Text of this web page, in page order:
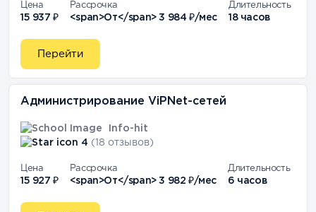
Цена
15 937 ₽
Рассрочка
<span>От</span> 3 984 ₽/мес
Длительность
18 часов
Перейти
Администрирование ViPNet-сетей
Info-hit
4 (18 отзывов)
Цена
15 927 ₽
Рассрочка
<span>От</span> 3 982 ₽/мес
Длительность
6 часов